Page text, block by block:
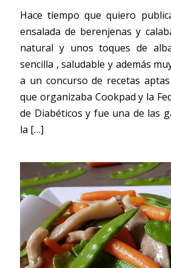
Hace tiempo que quiero
ensalada de berenjenas y
natural y unos toques de
sencilla , saludable y además
a un concurso de recetas
que organizaba Cookpad y la
de Diabéticos y fue una de las
la […]